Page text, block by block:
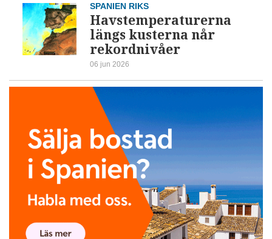
SPANIEN RIKS
Havstemperaturerna
längs kusterna når
rekordnivåer
06 jun 2026